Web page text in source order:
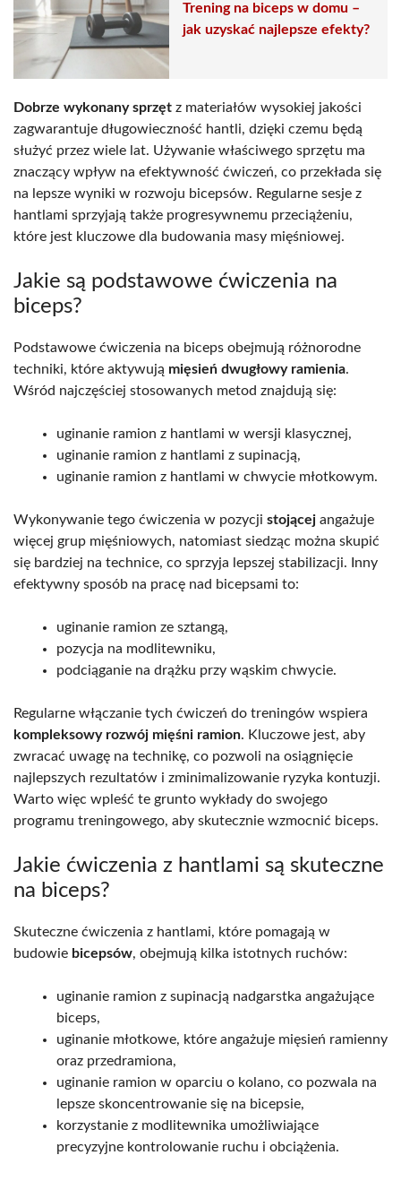
Trening na biceps w domu –
jak uzyskać najlepsze efekty?
Dobrze wykonany sprzęt z materiałów wysokiej jakości
zagwarantuje długowieczność hantli, dzięki czemu będą
służyć przez wiele lat. Używanie właściwego sprzętu ma
znaczący wpływ na efektywność ćwiczeń, co przekłada się
na lepsze wyniki w rozwoju bicepsów. Regularne sesje z
hantlami sprzyjają także progresywnemu przeciążeniu,
które jest kluczowe dla budowania masy mięśniowej.
Jakie są podstawowe ćwiczenia na
biceps?
Podstawowe ćwiczenia na biceps obejmują różnorodne
techniki, które aktywują mięsień dwugłowy ramienia.
Wśród najczęściej stosowanych metod znajdują się:
uginanie ramion z hantlami w wersji klasycznej,
uginanie ramion z hantlami z supinacją,
uginanie ramion z hantlami w chwycie młotkowym.
Wykonywanie tego ćwiczenia w pozycji stojącej angażuje
więcej grup mięśniowych, natomiast siedząc można skupić
się bardziej na technice, co sprzyja lepszej stabilizacji. Inny
efektywny sposób na pracę nad bicepsami to:
uginanie ramion ze sztangą,
pozycja na modlitewniku,
podciąganie na drążku przy wąskim chwycie.
Regularne włączanie tych ćwiczeń do treningów wspiera
kompleksowy rozwój mięśni ramion. Kluczowe jest, aby
zwracać uwagę na technikę, co pozwoli na osiągnięcie
najlepszych rezultatów i zminimalizowanie ryzyka kontuzji.
Warto więc wpleść te grunto wykłady do swojego
programu treningowego, aby skutecznie wzmocnić biceps.
Jakie ćwiczenia z hantlami są skuteczne
na biceps?
Skuteczne ćwiczenia z hantlami, które pomagają w
budowie bicepsów, obejmują kilka istotnych ruchów:
uginanie ramion z supinacją nadgarstka angażujące
biceps,
uginanie młotkowe, które angażuje mięsień ramienny
oraz przedramiona,
uginanie ramion w oparciu o kolano, co pozwala na
lepsze skoncentrowanie się na bicepsie,
korzystanie z modlitewnika umożliwiające
precyzyjne kontrolowanie ruchu i obciążenia.